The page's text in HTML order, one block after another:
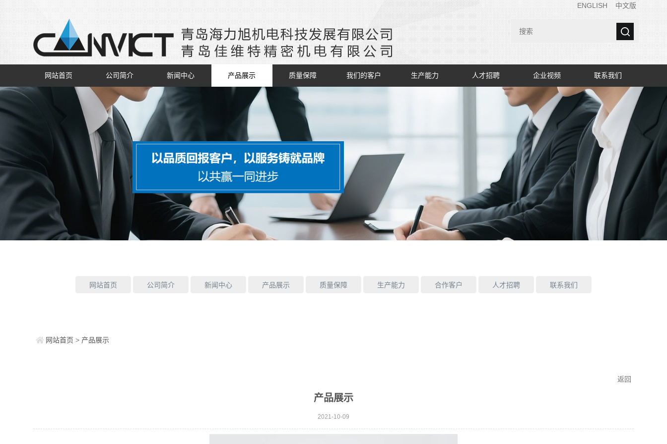
ENGLISH 中文版
网站首页 公司简介 新闻中心 产品展示 质量保障 我们的客户 生产能力 人才招聘 企业视频 联系我们
网站首页 公司简介 新闻中心 产品展示 质量保障 生产能力 合作客户 人才招聘 联系我们
网站首页 > 产品展示
返回
产品展示
2021-10-09